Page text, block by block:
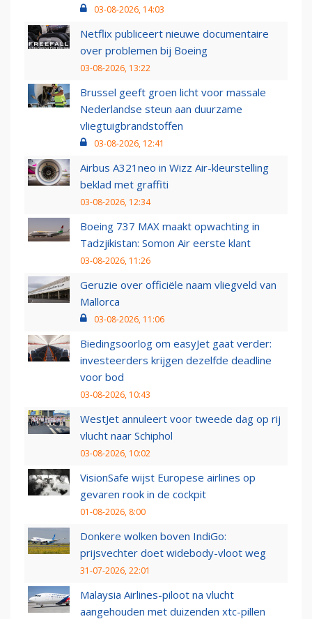
03-08-2026, 14:03
Netflix publiceert nieuwe documentaire
over problemen bij Boeing
03-08-2026, 13:22
Brussel geeft groen licht voor massale
Nederlandse steun aan duurzame
vliegtuigbrandstoffen
03-08-2026, 12:41
Airbus A321neo in Wizz Air-kleurstelling
beklad met graffiti
03-08-2026, 12:34
Boeing 737 MAX maakt opwachting in
Tadzjikistan: Somon Air eerste klant
03-08-2026, 11:26
Geruzie over officiële naam vliegveld van
Mallorca
03-08-2026, 11:06
Biedingsoorlog om easyJet gaat verder:
investeerders krijgen dezelfde deadline
voor bod
03-08-2026, 10:43
WestJet annuleert voor tweede dag op rij
vlucht naar Schiphol
03-08-2026, 10:02
VisionSafe wijst Europese airlines op
gevaren rook in de cockpit
01-08-2026, 8:00
Donkere wolken boven IndiGo:
prijsvechter doet widebody-vloot weg
31-07-2026, 22:01
Malaysia Airlines-piloot na vlucht
aangehouden met duizenden xtc-pillen